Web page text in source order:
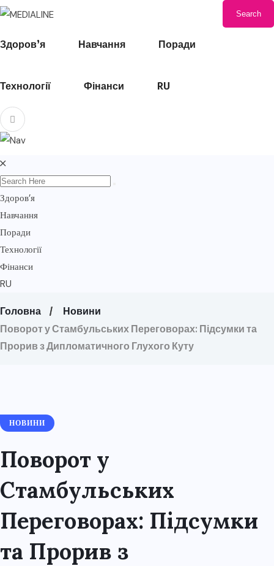
Здоров’я Навчання Поради
Технології Фінанси RU
Здоров’я
Навчання
Поради
Технології
Фінанси
RU
Головна
Новини
Поворот у Стамбульських Переговорах: Підсумки та
Прорив з Дипломатичного Глухого Куту
НОВИНИ
Поворот у
Стамбульських
Переговорах: Підсумки
та Прорив з
Search